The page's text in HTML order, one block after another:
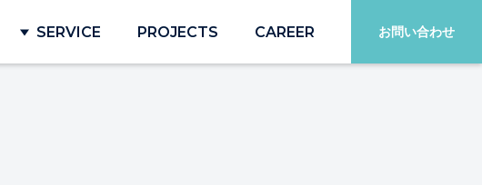
SERVICE PROJECTS CAREER お問い合わせ